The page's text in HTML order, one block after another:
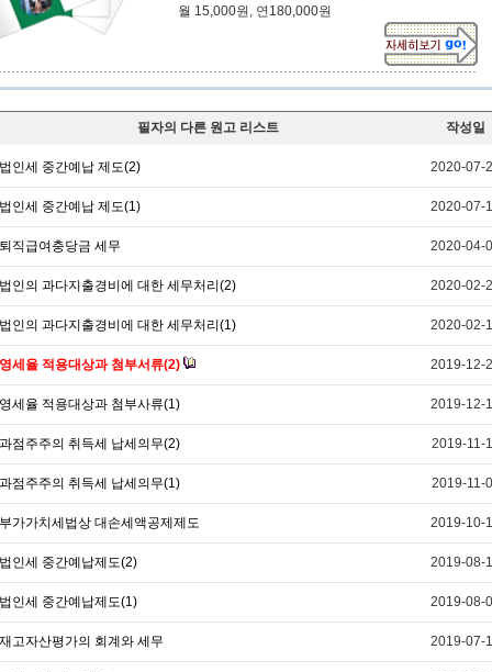
월 15,000원, 연180,000원
필자의 다른 원고 리스트 작성일
법인세 중간예납 제도(2) 2020-07-
법인세 중간예납 제도(1) 2020-07-
퇴직급여충당금 세무 2020-04-
법인의 과다지출경비에 대한 세무처리(2) 2020-02-
법인의 과다지출경비에 대한 세무처리(1) 2020-02-
영세율 적용대상과 첨부서류(2) 2019-12-
영세율 적용대상과 첨부사류(1) 2019-12-
과점주주의 취득세 납세의무(2) 2019-11-
과점주주의 취득세 납세의무(1) 2019-11-
부가가치세법상 대손세액공제제도 2019-10-
법인세 중간예납제도(2) 2019-08-
법인세 중간예납제도(1) 2019-08-
재고자산평가의 회계와 세무 2019-07-